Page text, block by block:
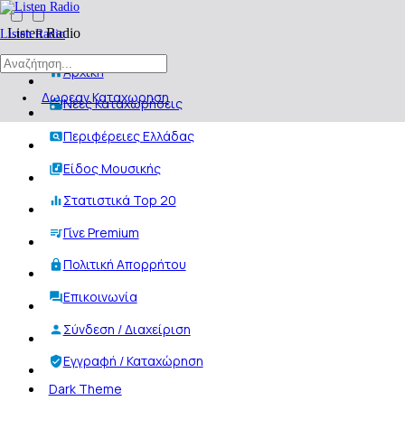
Listen Radio
Δωρεαν Καταχωρηση
Listen Radio
Αρχική
Νέες Καταχωρήσεις
Περιφέρειες Ελλάδας
Είδος Μουσικής
Στατιστικά Top 20
Γίνε Premium
Πολιτική Απορρήτου
Επικοινωνία
Σύνδεση / Διαχείριση
Εγγραφή / Καταχώρηση
Dark Theme